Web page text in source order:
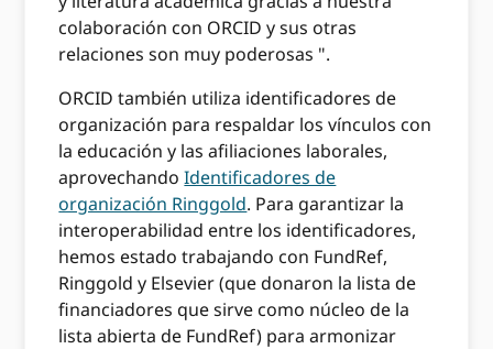
colaboración con ORCID y sus otras
relaciones son muy poderosas ".
ORCID también utiliza identificadores de
organización para respaldar los vínculos con
la educación y las afiliaciones laborales,
aprovechandoIdentificadores de
organización Ringgold. Para garantizar la
interoperabilidad entre los identificadores,
hemos estado trabajando con FundRef,
Ringgold y Elsevier (que donaron la lista de
financiadores que sirve como núcleo de la
lista abierta de FundRef) para armonizar